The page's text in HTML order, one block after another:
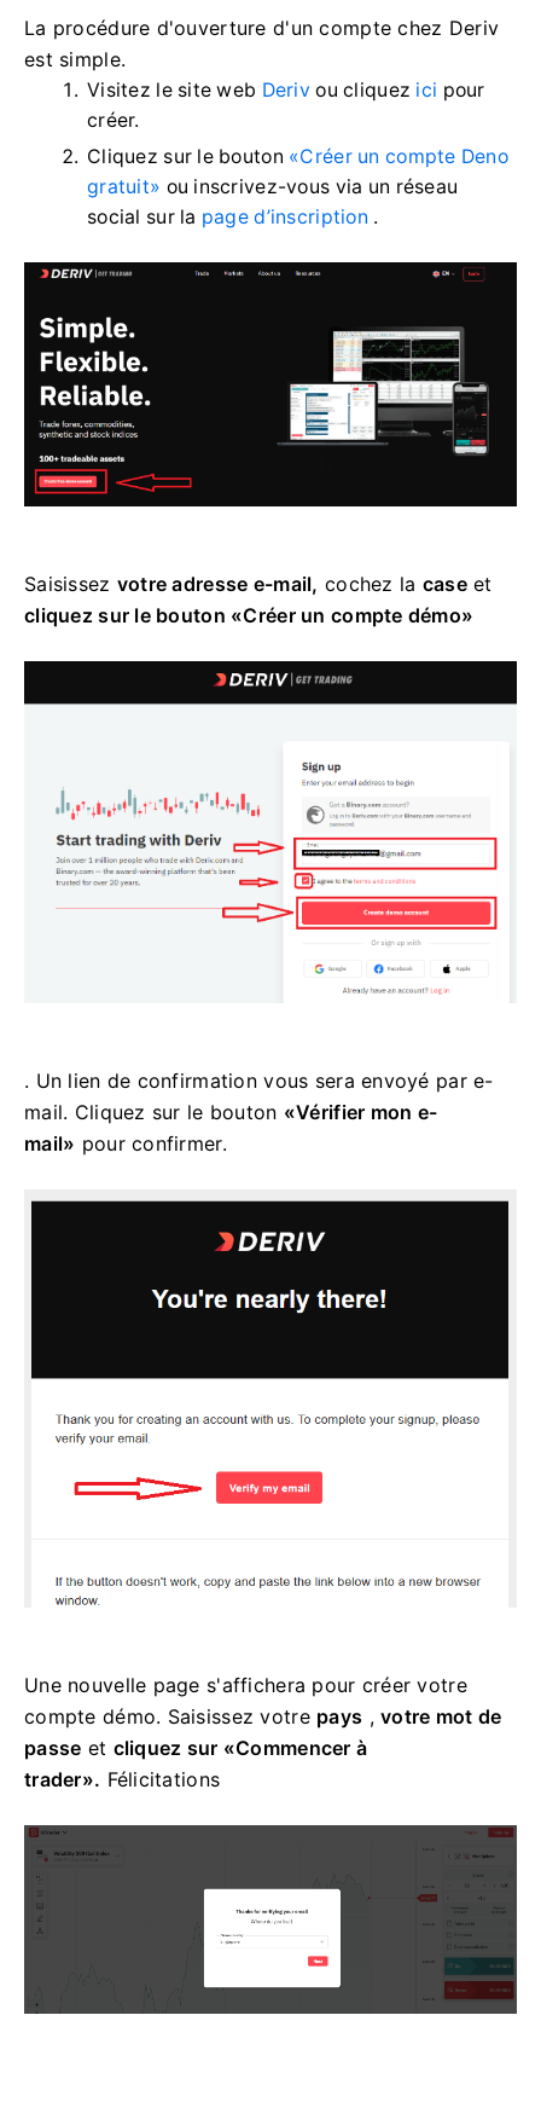
La procédure d'ouverture d'un compte chez Deriv
est simple.
Visitez le site web Deriv ou cliquez ici pour
créer.
Cliquez sur le bouton «Créer un compte Deno
gratuit» ou inscrivez-vous via un réseau
social sur la page d’inscription .
Saisissez votre adresse e-mail, cochez la caseet
cliquez sur le bouton «Créer un compte démo»
. Un lien de confirmation vous sera envoyé par e-
mail. Cliquez sur le bouton «Vérifier mon e-
mail» pour confirmer.
Une nouvelle page s'affichera pour créer votre
compte démo. Saisissez votre pays ,votre mot de
passe et cliquez sur «Commencer à
trader». Félicitations